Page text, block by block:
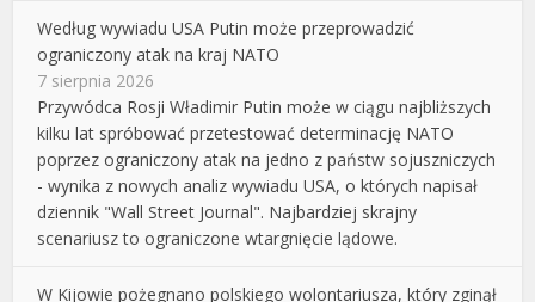
Według wywiadu USA Putin może przeprowadzić
ograniczony atak na kraj NATO
7 sierpnia 2026
Przywódca Rosji Władimir Putin może w ciągu najbliższych
kilku lat spróbować przetestować determinację NATO
poprzez ograniczony atak na jedno z państw sojuszniczych
- wynika z nowych analiz wywiadu USA, o których napisał
dziennik "Wall Street Journal". Najbardziej skrajny
scenariusz to ograniczone wtargnięcie lądowe.
W Kijowie pożegnano polskiego wolontariusza, który zginął